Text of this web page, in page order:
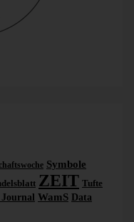
Symbole
ZEIT Tufte
WamS Data